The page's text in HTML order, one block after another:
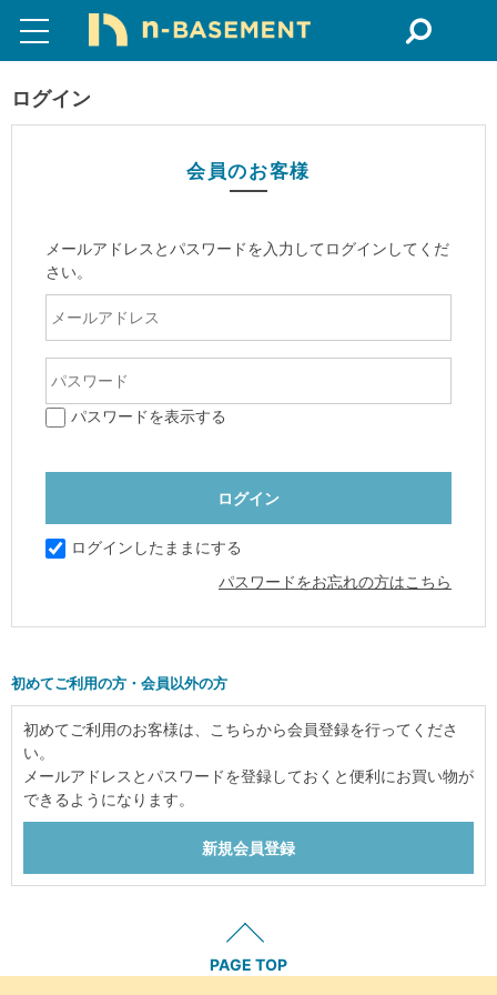
ログイン
会員のお客様
メールアドレスとパスワードを入力してログインしてくだ
さい。
パスワードを表示する
ログインしたままにする
パスワードをお忘れの方はこちら
初めてご利用の方・会員以外の方
初めてご利用のお客様は、こちらから会員登録を行ってくださ
い。
メールアドレスとパスワードを登録しておくと便利にお買い物が
できるようになります。
PAGE TOP